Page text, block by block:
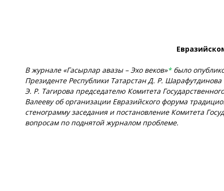
В журнале «Гасырлар авазы – Эхо веков»*было
Президенте Республики Татарстан Д. Р.
Э. Р. Тагирова председателю Комитета
Валееву об организации Евразийского форума
стенограмму заседания и постановление Комитета
вопросам по поднятой журналом проблеме.